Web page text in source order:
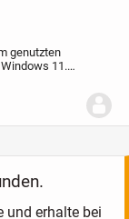
genutzten
11.
zehn
und erhalte bei